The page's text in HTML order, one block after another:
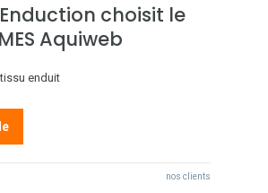
choisit le
Aquiweb
enduit
nos clients